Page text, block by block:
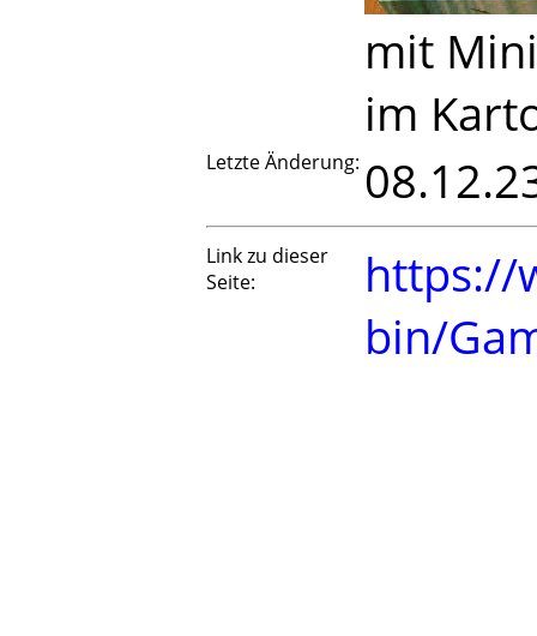
mit
im
Letzte Änderung:
Link zu dieser
Seite:
https://
bin/